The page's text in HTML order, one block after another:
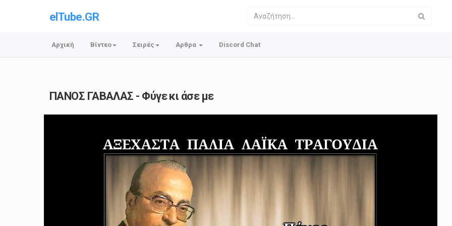
elTube.GR
Αρχική Βίντεο Σειρές Αρθρα Discord Chat
ΠΑΝΟΣ ΓΑΒΑΛΑΣ - Φύγε κι άσε με